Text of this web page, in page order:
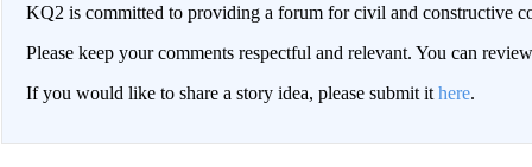
KQ2 is committed to providing a forum for civil and constructive
Please keep your comments respectful and relevant. You can
If you would like to share a story idea, please submit it here.